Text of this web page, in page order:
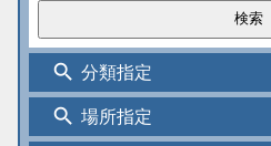
search 分類指定
search 場所指定